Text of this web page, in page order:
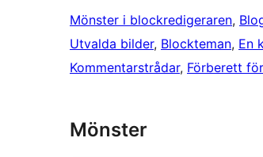
Mönster i blockredigeraren,
Utvalda bilder, Blockteman, En
Kommentarstrådar, Förberett
Mönster